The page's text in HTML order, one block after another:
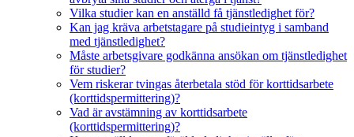
Vilka studier kan en anställd få tjänstledighet för?
Kan jag kräva arbetstagare på studieintyg i samband
med tjänstledighet?
Måste arbetsgivare godkänna ansökan om tjänstledighet
för studier?
Vem riskerar tvingas återbetala stöd för korttidsarbete
(korttidspermittering)?
Vad är avstämning av korttidsarbete
(korttidspermittering)?